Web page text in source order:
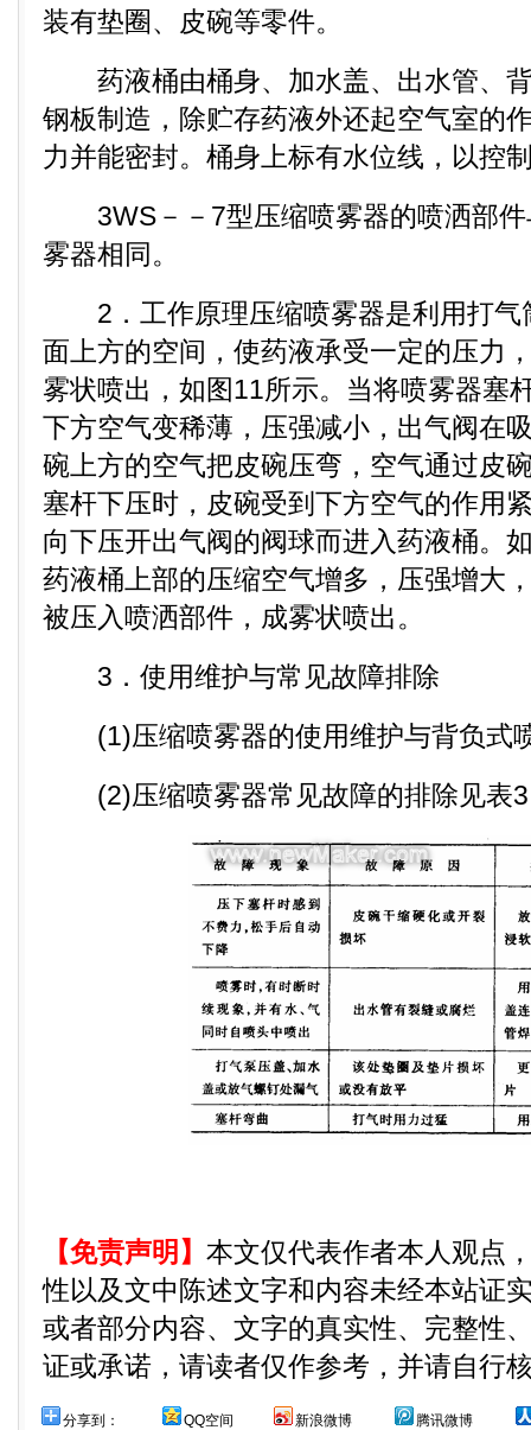
装有垫圈、皮碗等零件。
药液桶由桶身、加水盖、出水管、背
钢板制造，除贮存药液外还起空气室的
力并能密封。桶身上标有水位线，以控
3WS－－7型压缩喷雾器的喷洒部件
雾器相同。
2．工作原理压缩喷雾器是利用打气
面上方的空间，使药液承受一定的压力
雾状喷出，如图11所示。当将喷雾器塞
下方空气变稀薄，压强减小，出气阀在
碗上方的空气把皮碗压弯，空气通过皮
塞杆下压时，皮碗受到下方空气的作用
向下压开出气阀的阀球而进入药液桶。
药液桶上部的压缩空气增多，压强增大
被压入喷洒部件，成雾状喷出。
3．使用维护与常见故障排除
(1)压缩喷雾器的使用维护与背负式
(2)压缩喷雾器常见故障的排除见表
【免责声明】 本文仅代表作者本人观点
性以及文中陈述文字和内容未经本站证
或者部分内容、文字的真实性、完整性
证或承诺，请读者仅作参考，并请自行
分享到： QQ空间 新浪微博 腾讯微博